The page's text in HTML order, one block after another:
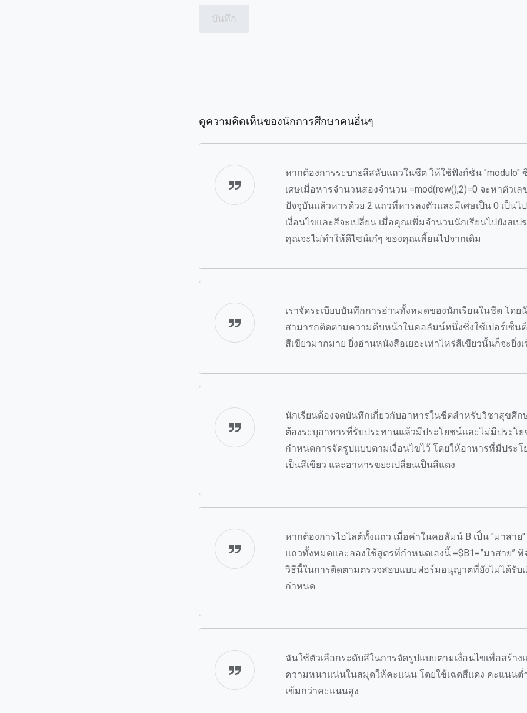
บันทึก
ดูความคิดเห็นของนักการศึกษาคนอื่นๆ
หากต้องการระบายสีสลับแถวในชีต ให้ใช้ฟังก์ชัน "modulo"
เศษเมื่อหารจำนวนสองจำนวน =mod(row(),2)=0 จะหาตัวเ
ปัจจุบันแล้วหารด้วย 2 แถวที่หารลงตัวและมีเศษเป็น 0 เป็นไ
เงื่อนไขและสีจะเปลี่ยน เมื่อคุณเพิ่มจำนวนนักเรียนไปยังสเ
คุณจะไม่ทำให้ดีไซน์เก๋ๆ ของคุณเพี้ยนไปจากเดิม
เราจัดระเบียบบันทึกการอ่านทั้งหมดของนักเรียนในชีต โดย
สามารถติดตามความคืบหน้าในคอลัมน์หนึ่งซึ่งใช้เปอร์เซ็นต์
สีเขียวมากมาย ยิ่งอ่านหนังสือเยอะเท่าไหร่สีเขียวนั้นก็จะยิ่ง
นักเรียนต้องจดบันทึกเกี่ยวกับอาหารในชีตสำหรับวิชาสุขศึก
ต้องระบุอาหารที่รับประทานแล้วมีประโยชน์และไม่มีประโย
กำหนดการจัดรูปแบบตามเงื่อนไขไว้ โดยให้อาหารที่มีประโ
เป็นสีเขียว และอาหารขยะเปลี่ยนเป็นสีแดง
หากต้องการไฮไลต์ทั้งแถว เมื่อค่าในคอลัมน์ B เป็น "มาสาย"
แถวทั้งหมดและลองใช้สูตรที่กำหนดเองนี้ =$B1=”มาสาย”
วิธีนี้ในการติดตามตรวจสอบแบบฟอร์มอนุญาตที่ยังไม่ได้รับ
กำหนด
ฉันใช้ตัวเลือกระดับสีในการจัดรูปแบบตามเงื่อนไขเพื่อสร้าง
ความหนาแน่นในสมุดให้คะแนน โดยใช้เฉดสีแดง คะแนนต่
เข้มกว่าคะแนนสูง